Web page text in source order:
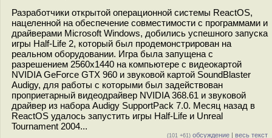
Разработчики открытой операционной системы ReactOS,
нацеленной на обеспечение совместимости с программами и
драйверами Microsoft Windows, добились успешного запуска
игры Half-Life 2, который был продемонстрирован на
реальном оборудовании. Игра была запущена с
разрешением 2560x1440 на компьютере с видеокартой
NVIDIA GeForce GTX 960 и звуковой картой SoundBlaster
Audigy, для работы с которыми был задействован
проприетарный видеодрайвер NVIDIA 368.61 и звуковой
драйвер из набора Audigy SupportPack 7.0. Месяц назад в
ReactOS удалось запустить игры Half-Life и Unreal
Tournament 2004...
(101 +61) обсуждение | весь текст